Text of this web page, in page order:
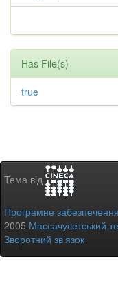
Has File(s)
true
Тема від
Програмне
2005 Массачусетський
Зворотний зв’язок